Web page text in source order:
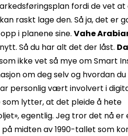
fordi de vet at
raskt lage den. Så ja, det er
i planene sine. Vahe
Så du har alt det der låst.
ikke vet så mye om Smart
om deg selv og hvordan
personlig vært involvert i
som lytter, at det pleide å hete
egentlig. Jeg tror det nå er
midten av 1990-tallet som